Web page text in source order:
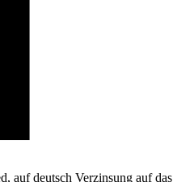
auf deutsch Verzinsung auf das